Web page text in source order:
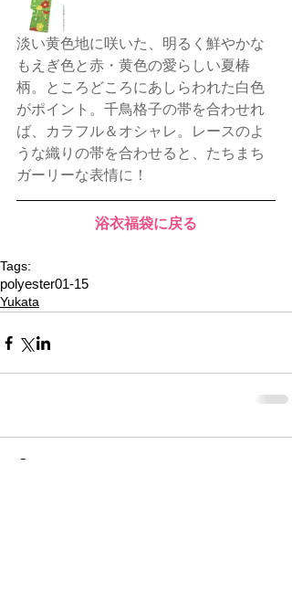
淡い黄色地に咲いた、明るく鮮やかな
もえぎ色と赤・黄色の愛らしい夏椿
柄。ところどころにあしらわれた白色
がポイント。千鳥格子の帯を合わせれ
ば、カラフル＆オシャレ。レースのよ
うな織りの帯を合わせると、たちまち
ガーリーな表情に！
浴衣福袋に戻る
Tags:
polyester01-15
Yukata
Comments